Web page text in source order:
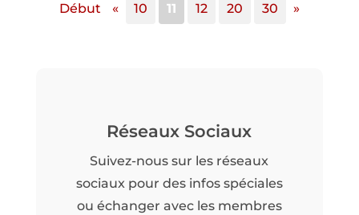
Début « 10 11 12 20 30 »
Réseaux Sociaux
Suivez-nous sur les réseaux
sociaux pour des infos spéciales
ou échanger avec les membres